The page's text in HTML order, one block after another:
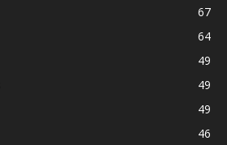
67
64
49
49
49
46